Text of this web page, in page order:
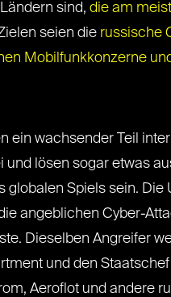
sind, die am
seien die russische
Mobilfunkkonzerne
ein wachsender Teil
lösen sogar etwas
globalen Spiels sein. Die
angeblichen Cyber-
Dieselben Angreifer
und den
Aeroflot und andere